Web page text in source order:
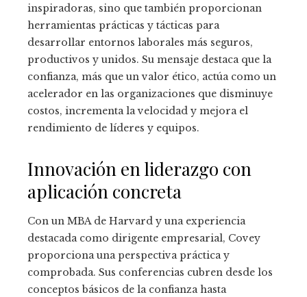
inspiradoras, sino que también proporcionan
herramientas prácticas y tácticas para
desarrollar entornos laborales más seguros,
productivos y unidos. Su mensaje destaca que la
confianza, más que un valor ético, actúa como un
acelerador en las organizaciones que disminuye
costos, incrementa la velocidad y mejora el
rendimiento de líderes y equipos.
Innovación en liderazgo con
aplicación concreta
Con un MBA de Harvard y una experiencia
destacada como dirigente empresarial, Covey
proporciona una perspectiva práctica y
comprobada. Sus conferencias cubren desde los
conceptos básicos de la confianza hasta